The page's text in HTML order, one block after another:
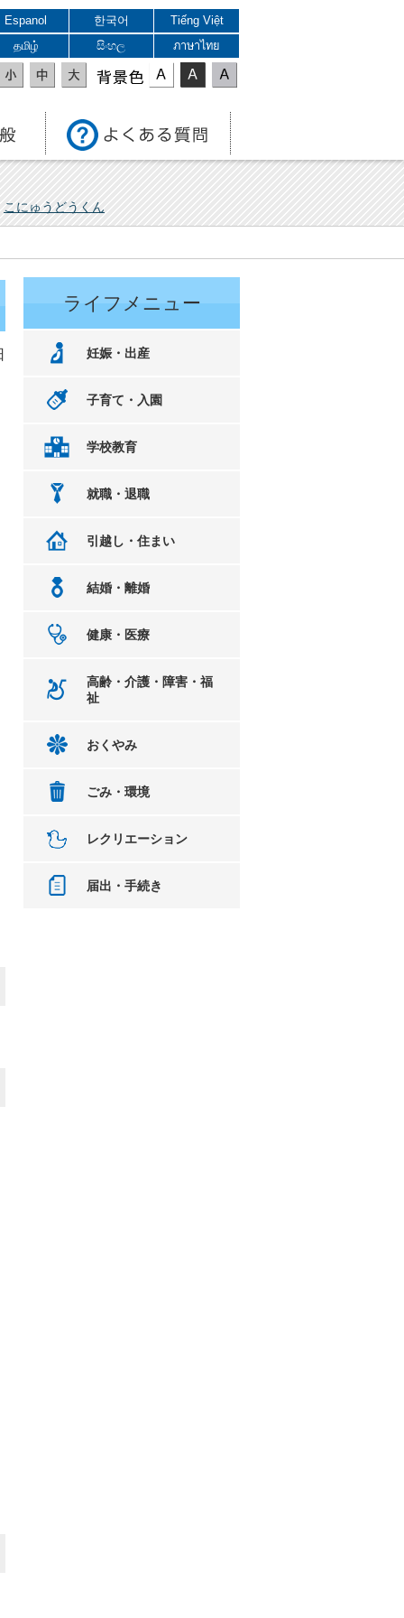
Espanol 한국어
Tiếng Việt
தமிழ்
සිංහල ภาษาไทย
表示色
こにゅうどうくん
ライフメニュー
妊娠・出産
子育て・入園
学校教育
就職・退職
引越し・住まい
結婚・離婚
健康・医療
高齢・介護・障害・福
祉
おくやみ
ごみ・環境
レクリエーション
届出・手続き